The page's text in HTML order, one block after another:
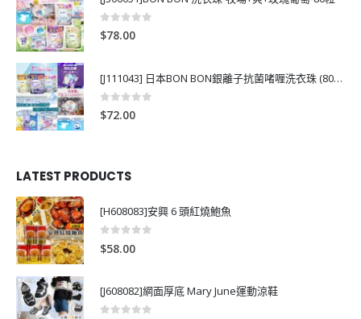
0out of 5
$78.00
[J111043] 日本BON BON銀離子抗菌啫喱洗衣珠 (80粒)
0out of 5
$72.00
LATEST PRODUCTS
[H608083]安興 6 頭紅燒鮑魚
0
$58.00
[J608082]網面厚底 Mary June運動涼鞋